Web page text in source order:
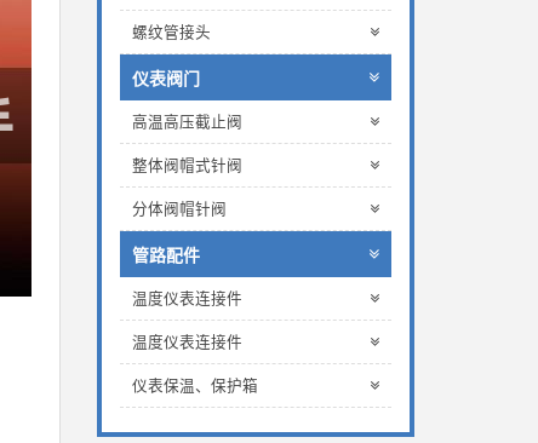
螺纹管接头
仪表阀门
高温高压截止阀
整体阀帽式针阀
分体阀帽针阀
管路配件
温度仪表连接件
温度仪表连接件
仪表保温、保护箱